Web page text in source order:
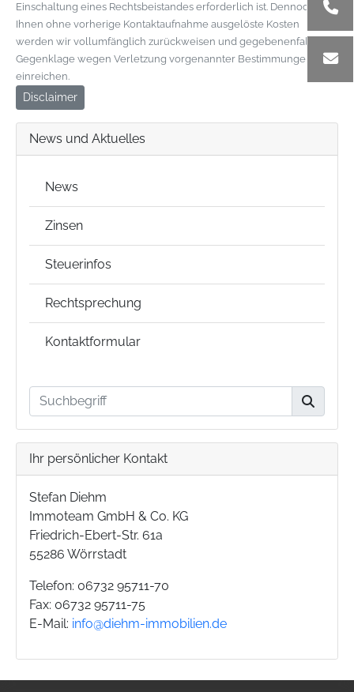
Einschaltung eines Rechtsbeistandes erforderlich ist. Dennoch von
Ihnen ohne vorherige Kontaktaufnahme ausgelöste Kosten
werden wir vollumfänglich zurückweisen und gegebenenfalls
Gegenklage wegen Verletzung vorgenannter Bestimmungen
einreichen.
Disclaimer
News und Aktuelles
News
Zinsen
Steuerinfos
Rechtsprechung
Kontaktformular
Ihr persönlicher Kontakt
Stefan Diehm
Immoteam GmbH & Co. KG
Friedrich-Ebert-Str. 61a
55286 Wörrstadt
Telefon: 06732 95711-70
Fax: 06732 95711-75
E-Mail: info@diehm-immobilien.de